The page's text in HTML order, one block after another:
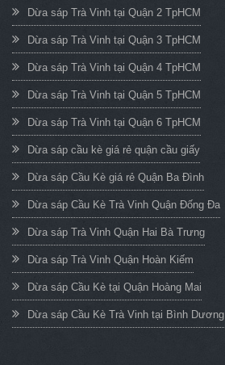
Dừa sáp Trà Vinh tại Quận 2 TpHCM
Dừa sáp Trà Vinh tại Quận 3 TpHCM
Dừa sáp Trà Vinh tại Quận 4 TpHCM
Dừa sáp Trà Vinh tại Quận 5 TpHCM
Dừa sáp Trà Vinh tại Quận 6 TpHCM
Dừa sáp cầu kè giá rẻ quận cầu giấy
Dừa sáp Cầu Kè giá rẻ Quận Ba Đình
Dừa sáp Cầu Kè Trà Vinh Quận Đống Đa
Dừa sáp Trà Vinh Quận Hai Bà Trưng
Dừa sáp Trà Vinh Quận Hoàn Kiếm
Dừa sáp Cầu Kè tại Quận Hoàng Mai
Dừa sáp Cầu Kè Trà Vinh tại Bình Dương